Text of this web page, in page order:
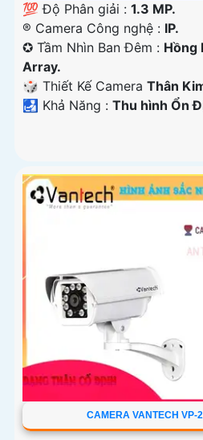
💯 Độ Phân giải : 1.3 MP.
®️ Camera Công nghệ : IP.
✪ Tầm Nhìn Ban Đêm : Hồng
Array.
🎲 Thiết Kế Camera Thân
️🛃 Khả Năng : Thu hình Ổn
CAMERA VANTECH VP-